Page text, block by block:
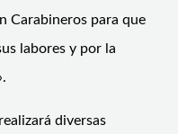
Carabineros para que
labores y por la
diversas